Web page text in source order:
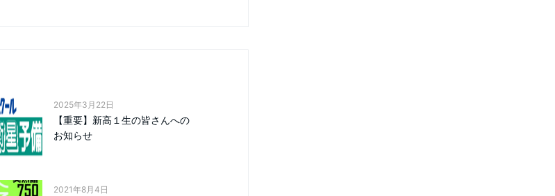
2025年3月22日
【重要】新高１生の皆さんへの
お知らせ
2021年8月4日